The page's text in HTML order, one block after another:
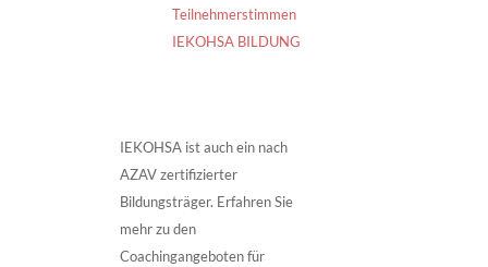
Teilnehmerstimmen
IEKOHSA BILDUNG
IEKOHSA ist auch ein nach
AZAV zertifizierter
Bildungsträger. Erfahren Sie
mehr zu den
Coachingangeboten für